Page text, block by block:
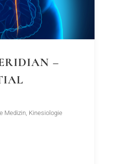
–
Medizin, Kinesiologie